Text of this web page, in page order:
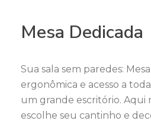
Mesa Dedicada
Sua sala sem paredes:
ergonômica e acesso a
um grande escritório. Aqui
escolhe seu cantinho e